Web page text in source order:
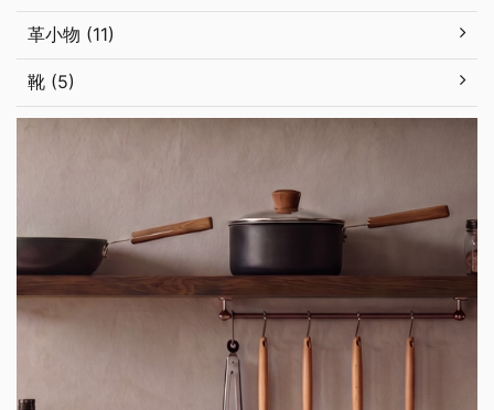
革小物 (11)
靴 (5)